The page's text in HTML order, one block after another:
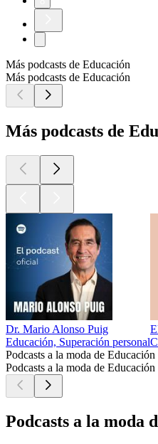
Más podcasts de Educación
Más podcasts de Educación
Más podcasts de
Dr. Mario Alonso Puig
Educación, Superación personal
Podcasts a la moda de Educación
Podcasts a la moda de Educación
Podcasts a la moda